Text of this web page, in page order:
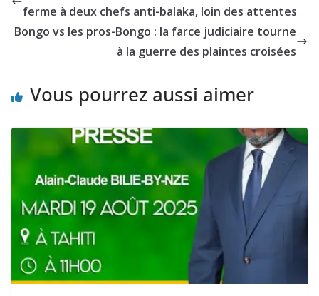
ferme à deux chefs anti-balaka, loin des attentes
Bongo vs les pros-Bongo : la farce judiciaire tourne
à la guerre des plaintes croisées
Vous pourrez aussi aimer